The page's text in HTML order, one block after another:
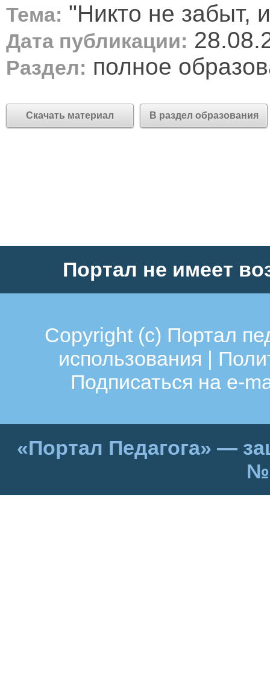
Тема: "Никто не забыт,
Дата публикации:
Раздел: полное
Скачать материал В раздел образования
Портал не имеет
Copyright (c) Портал
использования |
Подписаться на e-
«Портал Педагога» —